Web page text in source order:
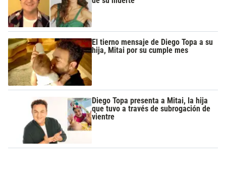
El tierno mensaje de Diego Topa a su
hija, Mitai por su cumple mes
Diego Topa presenta a Mitai, la hija
que tuvo a través de subrogación de
vientre